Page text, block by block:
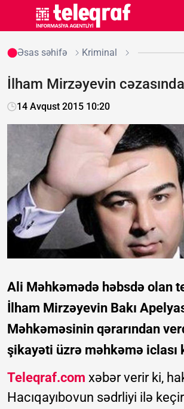
Əsas səhifə Kriminal
İlham Mirzəyevin
14 Avqust 2015 10:20
Ali Məhkəmədə həbsdə olan
İlham Mirzəyevin Bakı
Məhkəməsinin qərarından
şikayəti üzrə məhkəmə iclası
Teleqraf.com xəbər verir ki,
Hacıqayıbovun sədrliyi ilə